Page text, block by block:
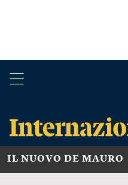
IL NUOVO DE MAURO